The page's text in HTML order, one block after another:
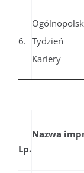
6. Tydzień
Kariery
Lp.
Nazwa